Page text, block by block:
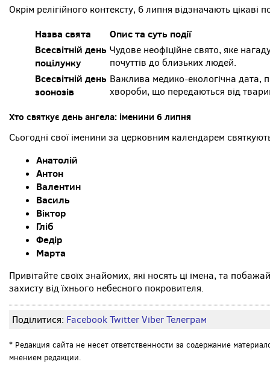
Окрім релігійного контексту, 6 липня відзначають цікаві
Назва свята
Опис та суть події
Всесвітній день
поцілунку
Чудове неофіційне свято, яке
почуттів до близьких людей.
Всесвітній день
зоонозів
Важлива медико-екологічна дата,
хвороби, що передаються від
Хто святкує день ангела: іменини 6 липня
Сьогодні свої іменини за церковним календарем
Анатолій
Антон
Валентин
Василь
Віктор
Гліб
Федір
Марта
Привітайте своїх знайомих, які носять ці імена, та
захисту від їхнього небесного покровителя.
Поділитися: FacebookTwitterViberТелеграм
* Редакция сайта не несет ответственности за содержание
мнением редакции.